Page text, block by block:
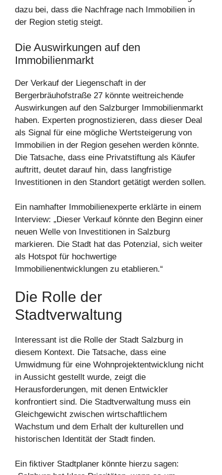
dazu bei, dass die Nachfrage nach Immobilien in
der Region stetig steigt.
Die Auswirkungen auf den
Immobilienmarkt
Der Verkauf der Liegenschaft in der
Bergerbräuhofstraße 27 könnte weitreichende
Auswirkungen auf den Salzburger Immobilienmarkt
haben. Experten prognostizieren, dass dieser Deal
als Signal für eine mögliche Wertsteigerung von
Immobilien in der Region gesehen werden könnte.
Die Tatsache, dass eine Privatstiftung als Käufer
auftritt, deutet darauf hin, dass langfristige
Investitionen in den Standort getätigt werden sollen.
Ein namhafter Immobilienexperte erklärte in einem
Interview: „Dieser Verkauf könnte den Beginn einer
neuen Welle von Investitionen in Salzburg
markieren. Die Stadt hat das Potenzial, sich weiter
als Hotspot für hochwertige
Immobilienentwicklungen zu etablieren.“
Die Rolle der
Stadtverwaltung
Interessant ist die Rolle der Stadt Salzburg in
diesem Kontext. Die Tatsache, dass eine
Umwidmung für eine Wohnprojektentwicklung nicht
in Aussicht gestellt wurde, zeigt die
Herausforderungen, mit denen Entwickler
konfrontiert sind. Die Stadtverwaltung muss ein
Gleichgewicht zwischen wirtschaftlichem
Wachstum und dem Erhalt der kulturellen und
historischen Identität der Stadt finden.
Ein fiktiver Stadtplaner könnte hierzu sagen: